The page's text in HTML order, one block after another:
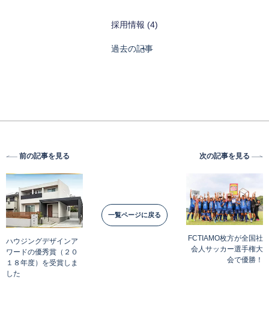
採用情報 (4)
過去の記事
前の記事を見る
ハウジングデザインア
ワードの優秀賞（２０
１８年度）を受賞しま
した
一覧ページに戻る
次の記事を見る
FCTIAMO枚方が全国社
会人サッカー選手権大
会で優勝！